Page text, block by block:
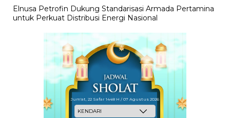
Elnusa Petrofin Dukung Standarisasi Armada Pertamina
untuk Perkuat Distribusi Energi Nasional
Jum'at, 22 Safar 1448 H / 07 Agustus 2026